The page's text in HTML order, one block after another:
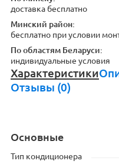
доставка бесплатно
Минский район:
бесплатно при условии
По областям Беларуси:
индивидуальные условия
Характеристики
Отзывы (0)
Основные
Тип кондиционера